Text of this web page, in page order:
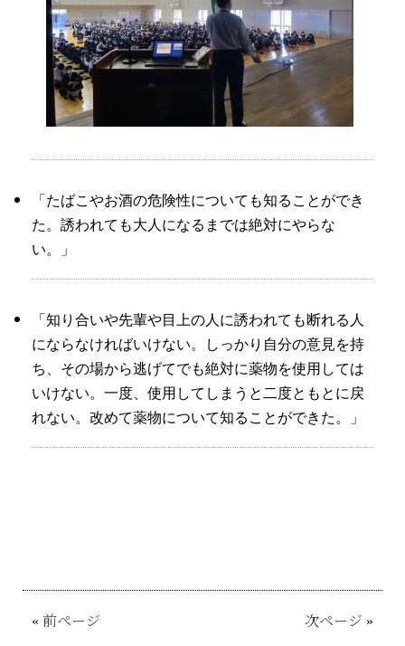
「たばこやお酒の危険性についても知ることができ
た。誘われても大人になるまでは絶対にやらな
い。」
「知り合いや先輩や目上の人に誘われても断れる人
にならなければいけない。しっかり自分の意見を持
ち、その場から逃げてでも絶対に薬物を使用しては
いけない。一度、使用してしまうと二度ともとに戻
れない。改めて薬物について知ることができた。」
« 前ページ 次ページ »